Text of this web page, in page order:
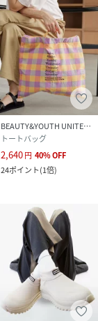
BEAUTY&YOUTH UNITED ARROWS
トートバッグ
2,640円 40%OFF
24ポイント(1倍)